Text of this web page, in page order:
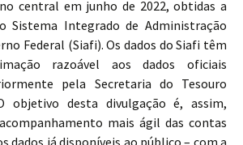
central em junho de 2022, obtidas a
Sistema Integrado de Administração
Federal (Siafi). Os dados do Siafi têm
razoável aos dados oficiais
pela Secretaria do Tesouro
objetivo desta divulgação é, assim,
mais ágil das contas